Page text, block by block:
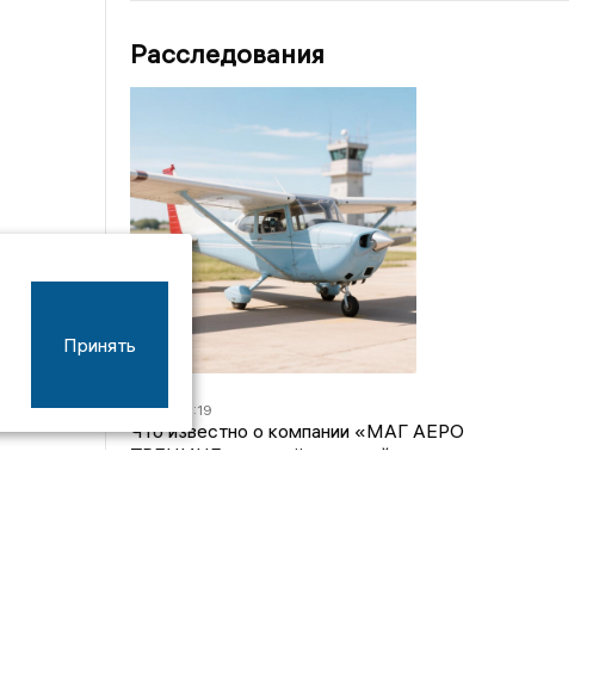
Расследования
07/08 16:19
Что известно о компании «МАГ АЕРО
ТРЕНИНГ», самолёт которой потерпел крушение
Принять